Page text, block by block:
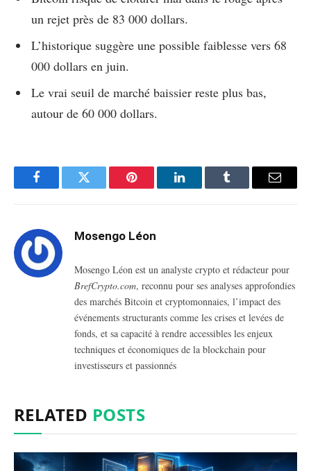
un rejet près de 83 000 dollars.
L’historique suggère une possible faiblesse vers 68
000 dollars en juin.
Le vrai seuil de marché baissier reste plus bas,
autour de 60 000 dollars.
FacebookTwitter Pinterest LinkedInTumblr Email
Mosengo Léon
Mosengo Léon est un analyste crypto et rédacteur pour
BrefCrypto.com, reconnu pour ses analyses approfondies
des marchés Bitcoin et cryptomonnaies, l’impact des
événements structurants comme les crises et levées de
fonds, et sa capacité à rendre accessibles les enjeux
techniques et économiques de la blockchain pour
investisseurs et passionnés
RELATED POSTS